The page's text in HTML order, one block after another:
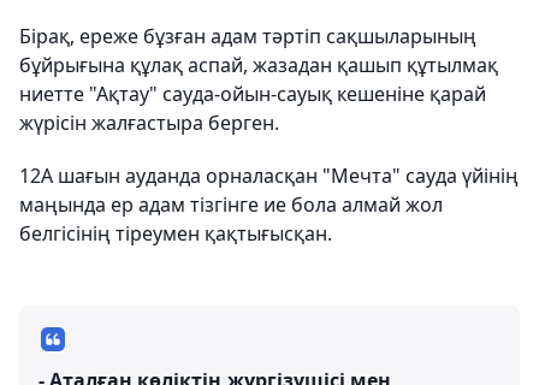
Бірақ, ереже бұзған адам тәртіп сақшыларының
бұйрығына құлақ аспай, жазадан қашып құтылмақ
ниетте "Ақтау" сауда-ойын-сауық кешеніне қарай
жүрісін жалғастыра берген.
12А шағын ауданда орналасқан "Мечта" сауда үйінің
маңында ер адам тізгінге ие бола алмай жол
белгісінің тіреумен қақтығысқан.